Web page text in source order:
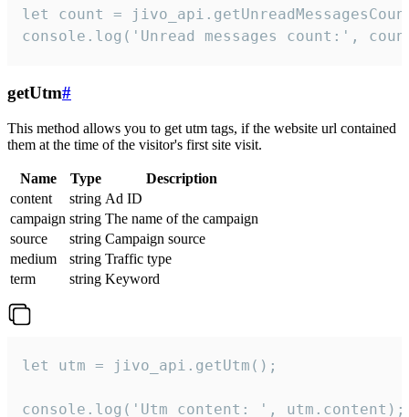
let count =
console.log('Unread messages count:',
getUtm#
This method allows you to get utm tags, if the website url contained
them at the time of the visitor's first site visit.
Name Type
Description
content
string Ad ID
campaign string The name of the campaign
source
string Campaign source
medium
string Traffic type
term
string Keyword
let utm = jivo_api.getUtm();
console.log('Utm content: ', utm.content);